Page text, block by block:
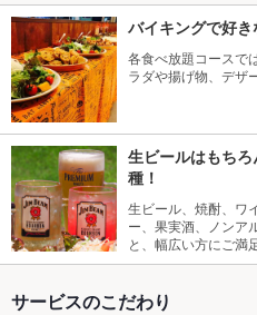
バイキングで好き
各食べ放題コースで
ラダや揚げ物、デザ
生ビールはもち
種！
生ビール、焼酎、ワ
ー、果実酒、ノンア
と、幅広い方にご満
サービスのこだわり